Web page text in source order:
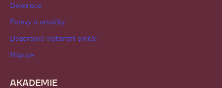
Dekorace
Polevy a omáčky
Dezertové instantní směsi
Nápoje
AKADEMIE